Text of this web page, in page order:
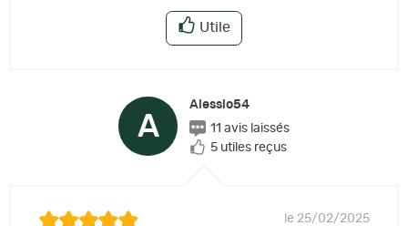
Utile
A
Alessio54
11 avis laissés
5 utiles reçus
le 25/02/2025